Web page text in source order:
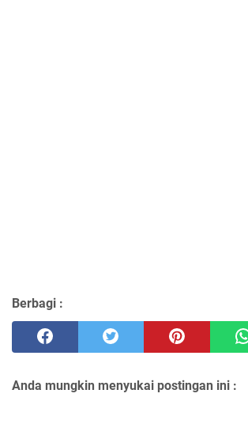
Berbagi :
Anda mungkin menyukai postingan ini :